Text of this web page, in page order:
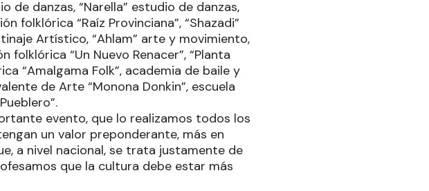
de danzas, “Narella” estudio de danzas,
folklórica “Raíz Provinciana”, “Shazadi”
Artístico, “Ahlam” arte y movimiento,
“Un Nuevo Renacer”, “Planta
“Amalgama Folk”, academia de baile y
de Arte “Monona Donkin”, escuela
evento, que lo realizamos todos los
un valor preponderante, más en
a nivel nacional, se trata justamente de
que la cultura debe estar más